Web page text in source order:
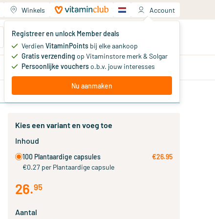
Winkels Account
Registreer en unlock Member deals
Verdien VitaminPoints bij elke aankoop
Gratis verzending op Vitaminstore merk & Solgar
Persoonlijke voucherso.b.v. jouw interesses
Nu aanmaken
Jouw winkelwagen
Je hebt nog geen producten
Aanbiedingen Memberdeals
Kies een variant en voeg toe
Inhoud
100 Plantaardige capsules
€0.27 per Plantaardige capsule
€26.95
26.95
Aantal